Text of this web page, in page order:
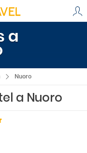
a
Nuoro
a Nuoro